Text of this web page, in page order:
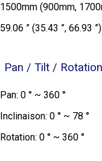
1500mm (900mm,
59.06 ” (35.43 ”, 66.93 ”)
Pan / Tilt / Rotation
Pan: 0 ° ~ 360 °
Inclinaison: 0 ° ~ 78 °
Rotation: 0 ° ~ 360 °